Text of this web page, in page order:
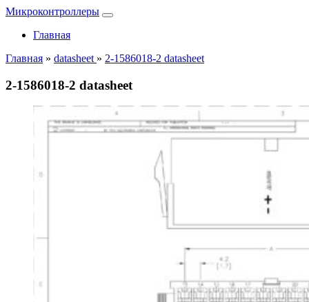
Микроконтроллеры
Главная
Главная » datasheet » 2-1586018-2 datasheet
2-1586018-2 datasheet